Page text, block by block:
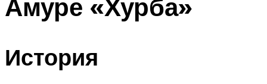
Амуре «Хурба»
История